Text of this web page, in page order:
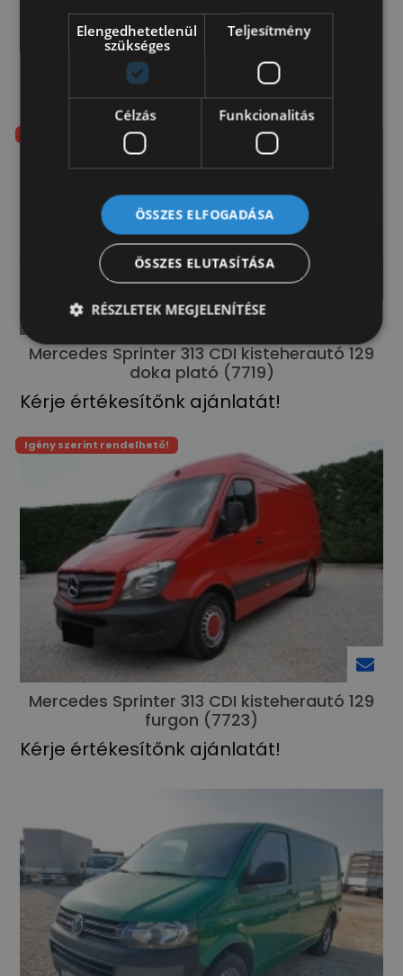
Mercedes Sprinter 513 CDI kisteherautó 190
alváz (7628)
Kérje értékesítőnk ajánlatát!
Mercedes Sprinter 313 CDI kisteherautó 129
doka plató (7719)
Kérje értékesítőnk ajánlatát!
Mercedes Sprinter 313 CDI kisteherautó 129
furgon (7723)
Kérje értékesítőnk ajánlatát!
Igény szerint rendelhető!
Elengedhetetlenül
szükséges
Teljesítmény
Célzás Funkcionalitás
ÖSSZES ELFOGADÁSA
ÖSSZES ELUTASÍTÁSA
RÉSZLETEK MEGJELENÍTÉSE